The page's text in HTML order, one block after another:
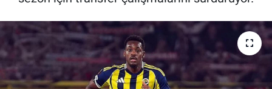
Kadın & Aile
Kültür & Sanat
Sağlık